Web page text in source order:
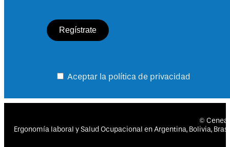
Aceptar la política de privacidad
©
Ergonomía laboral y Salud Ocupacional en Argentina, Bolivia,